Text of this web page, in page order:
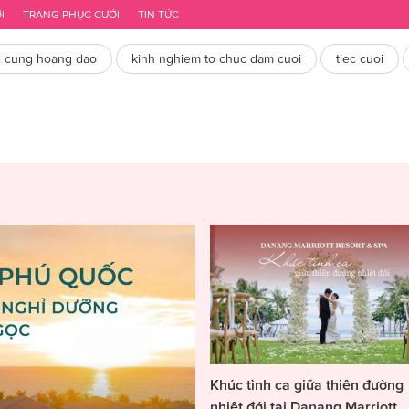
cưới mới nhất Dự trù chi phí đám cưới
cung hoang dao kinh nghiem to chuc dam cuoi tiec cuoi
TRANG PHỤC CƯỚI TIN TỨC
Khúc tình ca giữa thiên đường